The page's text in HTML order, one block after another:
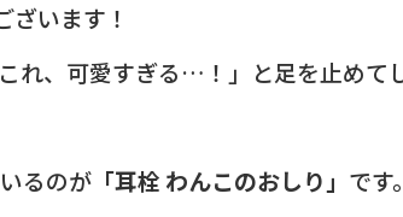
います！
れ、可愛すぎる…！」と足を止めて
るのが 「耳栓 わんこのおしり」 です。